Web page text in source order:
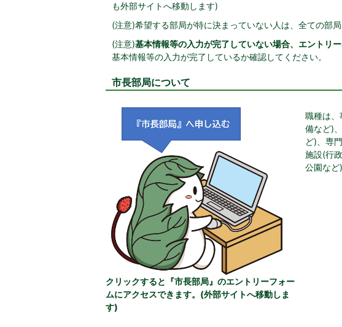
も外部サイトへ移動します)
(注意)希望する部局が特に決まっていない人は、全ての部
(注意)基本情報等の入力が完了していない場合、エントリー
基本情報等の入力が完了しているか確認してください。
市長部局について
クリックすると『市長部局』のエントリーフォー
ムにアクセスできます。(外部サイトへ移動しま
す)
職種は、
備など)
ど)、専
施設(行
公園など